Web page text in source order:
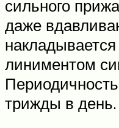
сильного
даже
линиментом
трижды в день.